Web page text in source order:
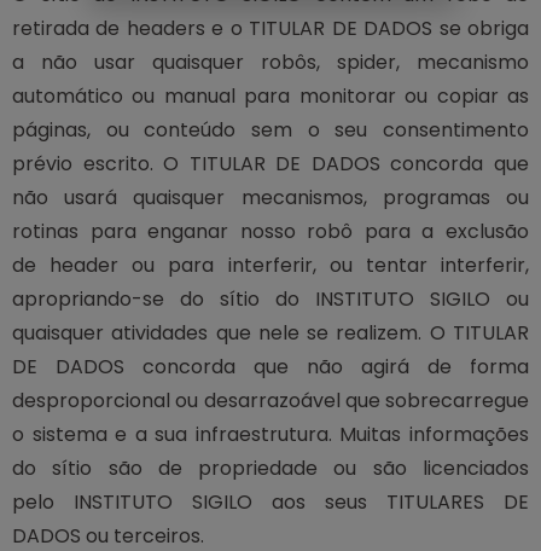
retirada de headers e o TITULAR DE DADOS se obriga
a não usar quaisquer robôs, spider, mecanismo
automático ou manual para monitorar ou copiar as
páginas, ou conteúdo sem o seu consentimento
prévio escrito. O TITULAR DE DADOS concorda que
não usará quaisquer mecanismos, programas ou
rotinas para enganar nosso robô para a exclusão
de header ou para interferir, ou tentar interferir,
apropriando-se do sítio do INSTITUTO SIGILO ou
quaisquer atividades que nele se realizem. O TITULAR
DE DADOS concorda que não agirá de forma
desproporcional ou desarrazoável que sobrecarregue
o sistema e a sua infraestrutura. Muitas informações
do sítio são de propriedade ou são licenciados
pelo INSTITUTO SIGILO aos seus TITULARES DE
DADOS ou terceiros.